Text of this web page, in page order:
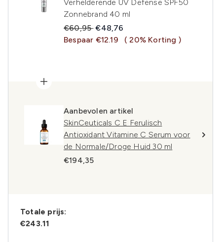
Verhelderende UV Defense SPF50
Zonnebrand 40 ml
Recommended Retail Price:
€60,95Huidige prijs:
€48,76
Bespaar €12.19
( 20% Korting )
Aanbevolen artikel
SkinCeuticals C E Ferulisch
Antioxidant Vitamine C Serum voor
de Normale/Droge Huid 30 ml
€194,35
Totale prijs:
€243.11